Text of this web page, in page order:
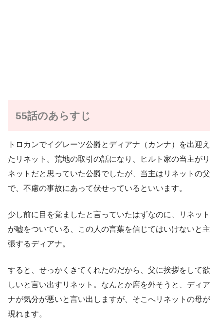
55話のあらすじ
トロカンでイグレーツ公爵とディアナ（カンナ）を出迎え
たリネット。荒地の取引の話になり、ヒルト家の当主がリ
ネットだと思っていた公爵でしたが、当主はリネットの父
で、不慮の事故にあって伏せっているといいます。
少し前に目を覚ましたと言っていたはずなのに、リネット
が嘘をついている、この人の言葉を信じてはいけないと主
張するディアナ。
すると、せっかくきてくれたのだから、父に挨拶をして欲
しいと言い出すリネット。なんとか席を外そうと、ディア
ナが気分が悪いと言い出しますが、そこへリネットの母が
現れます。